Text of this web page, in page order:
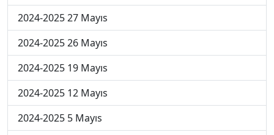
2024-2025 27 Mayıs
2024-2025 26 Mayıs
2024-2025 19 Mayıs
2024-2025 12 Mayıs
2024-2025 5 Mayıs